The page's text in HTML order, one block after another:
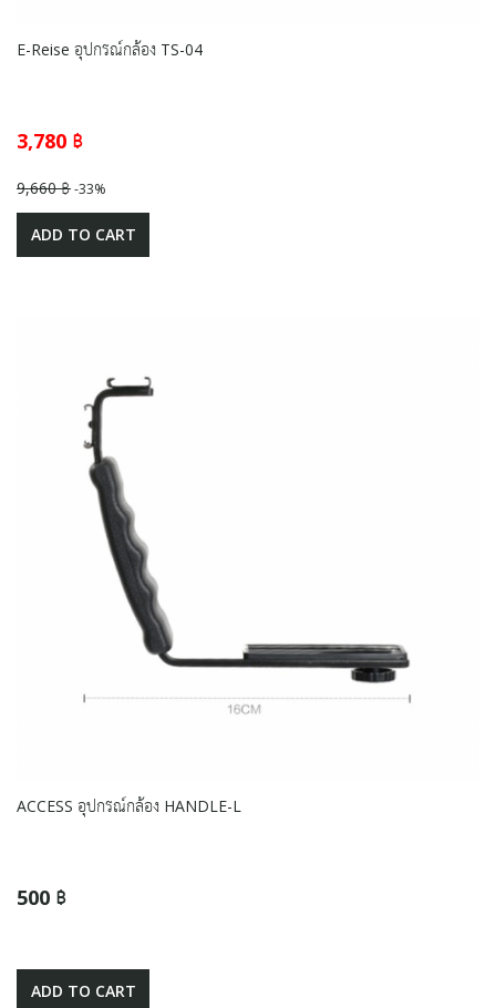
E-Reise อุปกรณ์กล้อง TS-04
3,780 ฿
9,660 ฿-33%
ADD TO CART
ACCESS อุปกรณ์กล้อง HANDLE-L
500 ฿
ADD TO CART